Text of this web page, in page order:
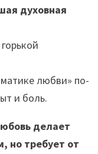
духовная
любви» по-
и боль.
делает
но требует от